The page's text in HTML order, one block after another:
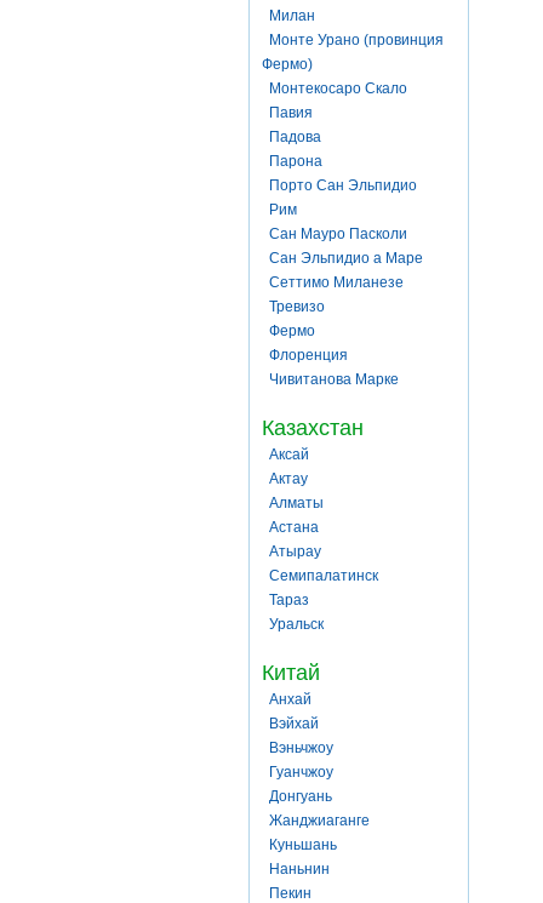
Милан
Монте Урано (провинция
Фермо)
Монтекосаро Скало
Павия
Падова
Парона
Порто Сан Эльпидио
Рим
Сан Мауро Пасколи
Сан Эльпидио а Маре
Сеттимо Миланезе
Тревизо
Фермо
Флоренция
Чивитанова Марке
Казахстан
Аксай
Актау
Алматы
Астана
Атырау
Семипалатинск
Тараз
Уральск
Китай
Анхай
Вэйхай
Вэньчжоу
Гуанчжоу
Донгуань
Жанджиаганге
Куньшань
Наньнин
Пекин